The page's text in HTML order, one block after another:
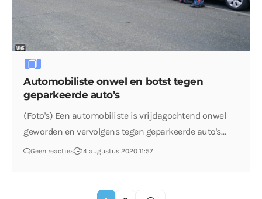
Automobiliste onwel en botst tegen
geparkeerde auto’s
(Foto's) Een automobiliste is vrijdagochtend onwel
geworden en vervolgens tegen geparkeerde auto's…
Geen reacties 14 augustus 2020 11:57